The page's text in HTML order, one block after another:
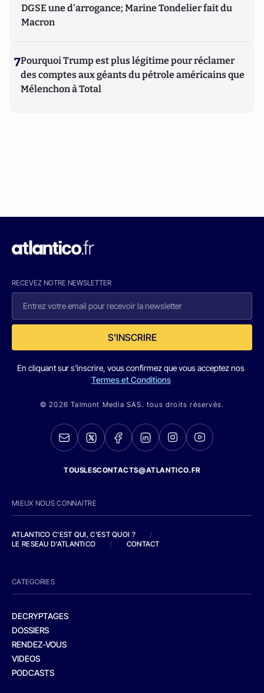
DGSE une d'arrogance; Marine Tondelier fait du
Macron
7Pourquoi Trump est plus légitime pour réclamer
des comptes aux géants du pétrole américains que
Mélenchon à Total
RECEVEZ NOTRE NEWSLETTER
S'INSCRIRE
En cliquant sur s'inscrire, vous confirmez que vous acceptez nos
Termes et Conditions
© 2026 Talmont Media SAS. tous droits réservés.
TOUSLESCONTACTS@ATLANTICO.FR
MIEUX NOUS CONNAITRE
ATLANTICO C'EST QUI, C'EST QUOI ?
/
LE RESEAU D'ATLANTICO
/ CONTACT
CATEGORIES
DECRYPTAGES
DOSSIERS
RENDEZ-VOUS
VIDEOS
PODCASTS